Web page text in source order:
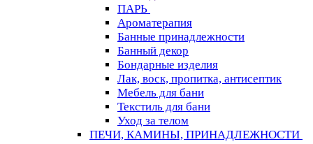
ПАРЬ
Ароматерапия
Банные принадлежности
Банный декор
Бондарные изделия
Лак, воск, пропитка, антисептик
Мебель для бани
Текстиль для бани
Уход за телом
ПЕЧИ, КАМИНЫ, ПРИНАДЛЕЖНОСТИ